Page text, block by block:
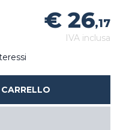
€ 26,17
IVA inclusa